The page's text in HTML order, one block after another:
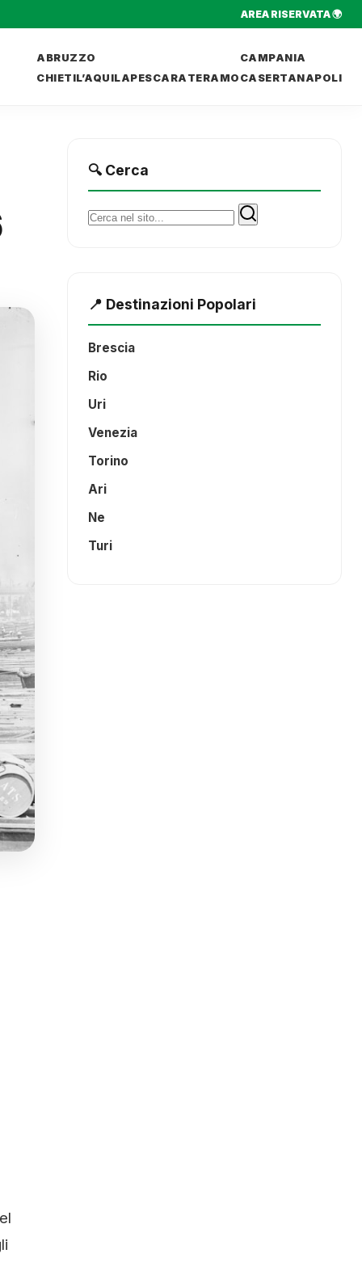
AREA RISERVATA 🌍
ABRUZZO
CHIETIL’AQUILAPESCARA TERAMO
CAMPANIA
CASERTANAPOLI
🔍 Cerca
Cerca:
📍 Destinazioni Popolari
Brescia
Rio
Uri
Venezia
Torino
Ari
Ne
Turi